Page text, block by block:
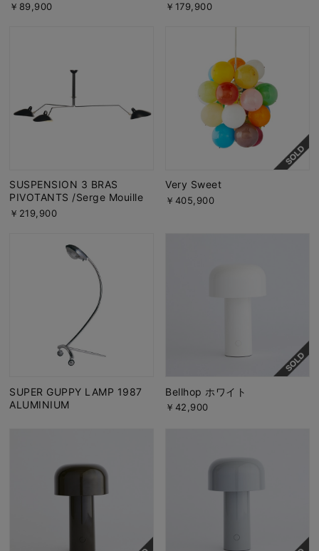
￥89,900 ￥179,900
SUSPENSION 3 BRAS
PIVOTANTS /Serge Mouille
￥219,900
Very Sweet
￥405,900
SUPER GUPPY LAMP 1987
ALUMINIUM
Bellhop ホワイト
￥42,900